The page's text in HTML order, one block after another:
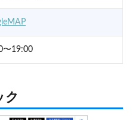
〜19:00
ク